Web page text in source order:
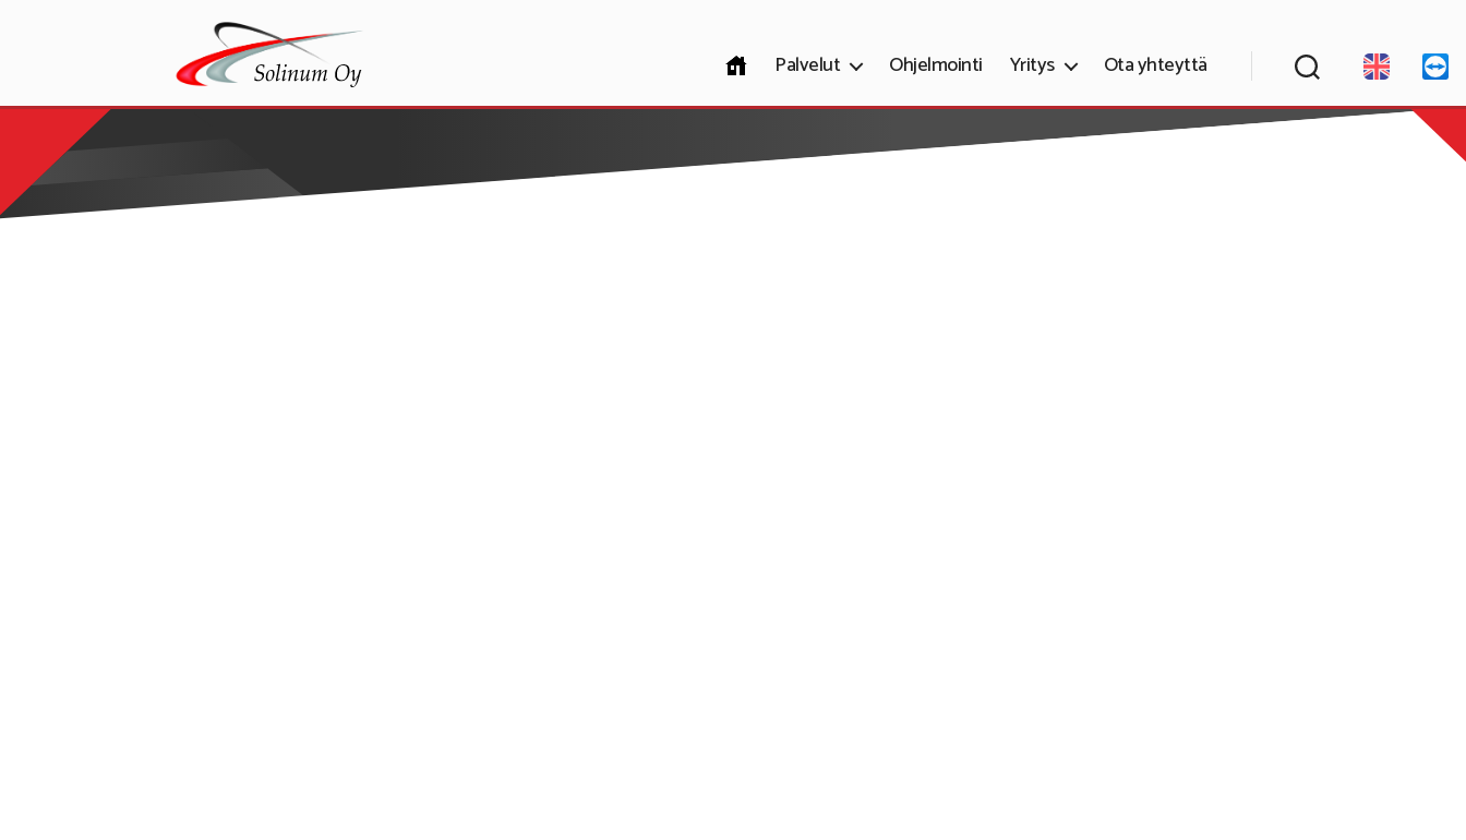
EtusivuPalvelut Ohjelmointi Yritys Ota yhteyttä